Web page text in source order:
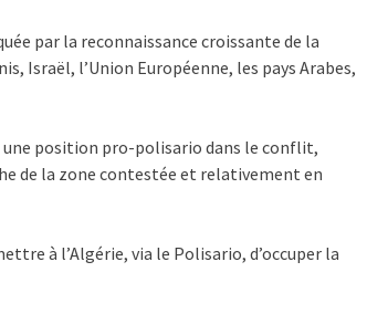
par la reconnaissance croissante de la
Israël, l’Union Européenne, les pays Arabes,
position pro-polisario dans le conflit,
de la zone contestée et relativement en
à l’Algérie, via le Polisario, d’occuper la